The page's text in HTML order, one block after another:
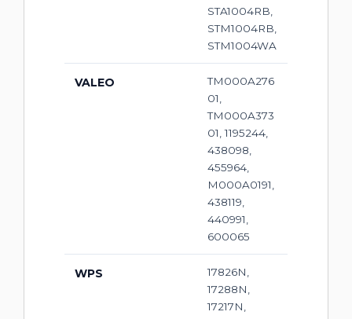
STA1004RB,
STM1004RB,
STM1004WA
VALEO
TM000A276
01,
TM000A373
01, 1195244,
438098,
455964,
M000A0191,
438119,
440991,
600065
WPS
17826N,
17288N,
17217N,